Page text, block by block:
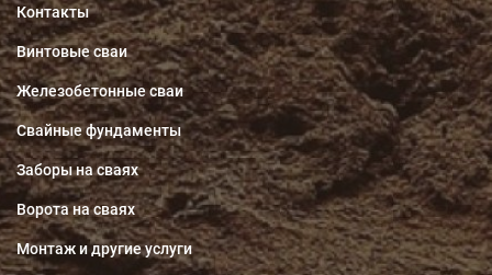
Контакты
Винтовые сваи
Железобетонные сваи
Свайные фундаменты
Заборы на сваях
Ворота на сваях
Монтаж и другие услуги